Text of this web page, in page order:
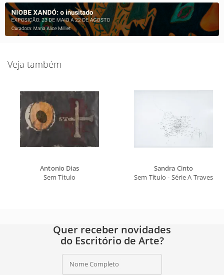
Veja também
Antonio Dias
Sem Título
Sandra Cinto
Sem Título - Série A Travessia
Quer receber novidades
do Escritório de Arte?
Nome Completo